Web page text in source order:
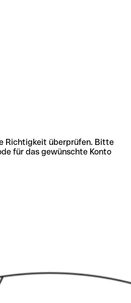
Richtigkeit überprüfen. Bitte
für das gewünschte Konto